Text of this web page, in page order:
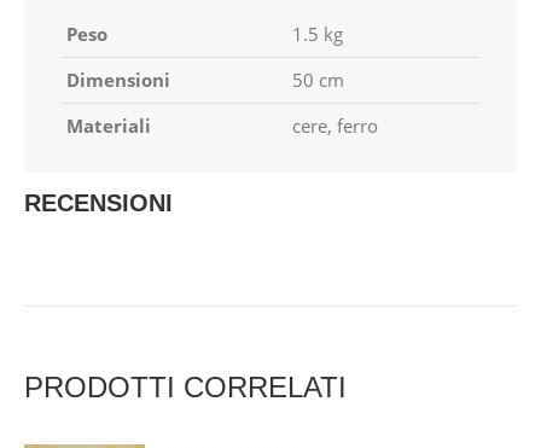
Peso
1.5 kg
Dimensioni
50 cm
Materiali
cere, ferro
RECENSIONI
PRODOTTI CORRELATI